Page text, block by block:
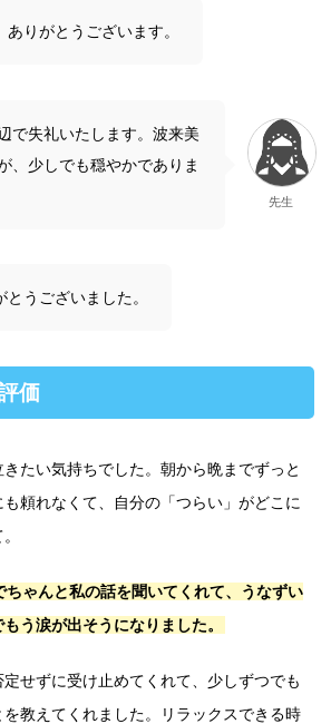
ありがとうございます。
で失礼いたします。波来美
、少しでも穏やかでありま
先生
とうございました。
価
たい気持ちでした。朝から晩までずっと
頼れなくて、自分の「つらい」がどこに
ちゃんと私の話を聞いてくれて、うなずい
う涙が出そうになりました。
せずに受け止めてくれて、少しずつでも
教えてくれました。リラックスできる時